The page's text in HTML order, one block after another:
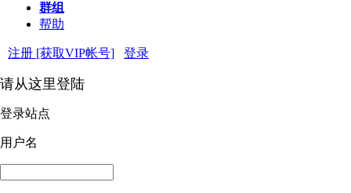
群组
帮助
注册 [获取VIP帐号] 登录
请从这里登陆
登录站点
用户名